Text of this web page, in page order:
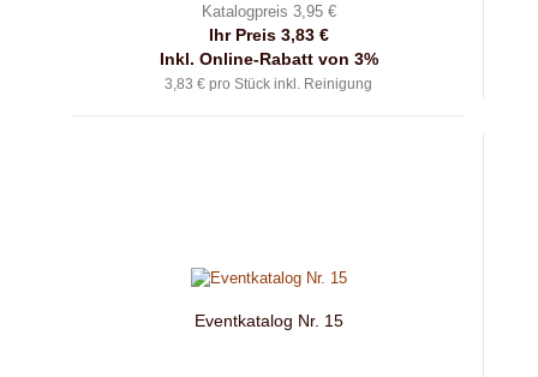
Katalogpreis 3,95 €
Ihr Preis 3,83 €
Inkl. Online-Rabatt von 3%
3,83 € pro Stück inkl. Reinigung
Eventkatalog Nr. 15